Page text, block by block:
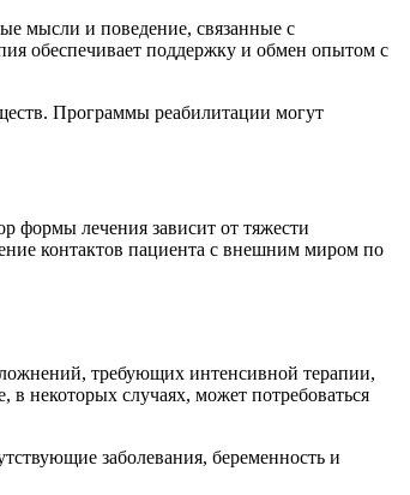
мысли и поведение, связанные с
обеспечивает поддержку и обмен опытом с
Программы реабилитации могут
формы лечения зависит от тяжести
контактов пациента с внешним миром по
требующих интенсивной терапии,
некоторых случаях, может потребоваться
заболевания, беременность и